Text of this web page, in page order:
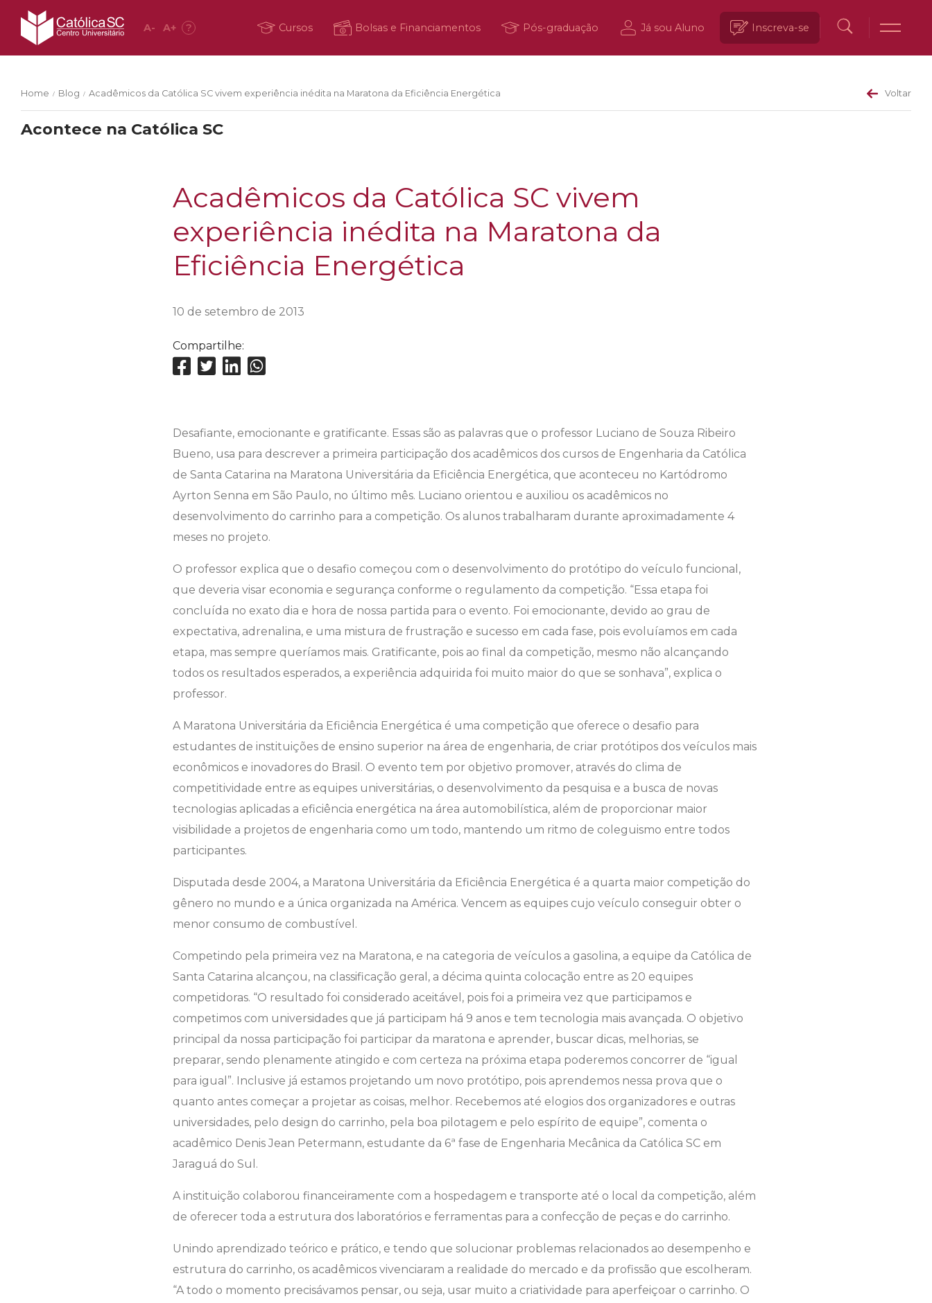
A- A+ ? Cursos Bolsas e Financiamentos Pós-graduação Já sou Aluno Inscreva-se
Home / Blog / Acadêmicos da Católica SC vivem experiência inédita na Maratona da Eficiência Energética Voltar
Acontece na Católica SC
Acadêmicos da Católica SC vivem
experiência inédita na Maratona da
Eficiência Energética
10 de setembro de 2013
Compartilhe:
Desafiante, emocionante e gratificante. Essas são as palavras que o professor Luciano de Souza Ribeiro
Bueno, usa para descrever a primeira participação dos acadêmicos dos cursos de Engenharia da Católica
de Santa Catarina na Maratona Universitária da Eficiência Energética, que aconteceu no Kartódromo
Ayrton Senna em São Paulo, no último mês. Luciano orientou e auxiliou os acadêmicos no
desenvolvimento do carrinho para a competição. Os alunos trabalharam durante aproximadamente 4
meses no projeto.
O professor explica que o desafio começou com o desenvolvimento do protótipo do veículo funcional,
que deveria visar economia e segurança conforme o regulamento da competição. “Essa etapa foi
concluída no exato dia e hora de nossa partida para o evento. Foi emocionante, devido ao grau de
expectativa, adrenalina, e uma mistura de frustração e sucesso em cada fase, pois evoluíamos em cada
etapa, mas sempre queríamos mais. Gratificante, pois ao final da competição, mesmo não alcançando
todos os resultados esperados, a experiência adquirida foi muito maior do que se sonhava”, explica o
professor.
A Maratona Universitária da Eficiência Energética é uma competição que oferece o desafio para
estudantes de instituições de ensino superior na área de engenharia, de criar protótipos dos veículos mais
econômicos e inovadores do Brasil. O evento tem por objetivo promover, através do clima de
competitividade entre as equipes universitárias, o desenvolvimento da pesquisa e a busca de novas
tecnologias aplicadas a eficiência energética na área automobilística, além de proporcionar maior
visibilidade a projetos de engenharia como um todo, mantendo um ritmo de coleguismo entre todos
participantes.
Disputada desde 2004, a Maratona Universitária da Eficiência Energética é a quarta maior competição do
gênero no mundo e a única organizada na América. Vencem as equipes cujo veículo conseguir obter o
menor consumo de combustível.
Competindo pela primeira vez na Maratona, e na categoria de veículos a gasolina, a equipe da Católica de
Santa Catarina alcançou, na classificação geral, a décima quinta colocação entre as 20 equipes
competidoras. “O resultado foi considerado aceitável, pois foi a primeira vez que participamos e
competimos com universidades que já participam há 9 anos e tem tecnologia mais avançada. O objetivo
principal da nossa participação foi participar da maratona e aprender, buscar dicas, melhorias, se
preparar, sendo plenamente atingido e com certeza na próxima etapa poderemos concorrer de “igual
para igual”. Inclusive já estamos projetando um novo protótipo, pois aprendemos nessa prova que o
quanto antes começar a projetar as coisas, melhor. Recebemos até elogios dos organizadores e outras
universidades, pelo design do carrinho, pela boa pilotagem e pelo espírito de equipe”, comenta o
acadêmico Denis Jean Petermann, estudante da 6ª fase de Engenharia Mecânica da Católica SC em
Jaraguá do Sul.
A instituição colaborou financeiramente com a hospedagem e transporte até o local da competição, além
de oferecer toda a estrutura dos laboratórios e ferramentas para a confecção de peças e do carrinho.
Unindo aprendizado teórico e prático, e tendo que solucionar problemas relacionados ao desempenho e
estrutura do carrinho, os acadêmicos vivenciaram a realidade do mercado e da profissão que escolheram.
“A todo o momento precisávamos pensar, ou seja, usar muito a criatividade para aperfeiçoar o carrinho. O